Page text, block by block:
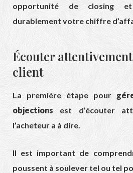
opportunité de closing
durablement votre chiffre
Écouter
client
La première étape pour
objections est d’écouter
l’acheteur a à dire.
Il est important de
poussent à soulever tel ou tel